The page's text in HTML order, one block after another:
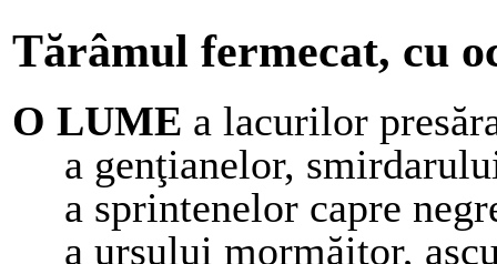
Tărâmul fermecat, cu
O LUME a lacurilor
a genţianelor,
a sprintenelor capre
a ursului mormăitor,